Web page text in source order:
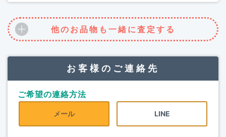
他のお品物も一緒に査定する
お客様のご連絡先
ご希望の連絡方法
メール LINE